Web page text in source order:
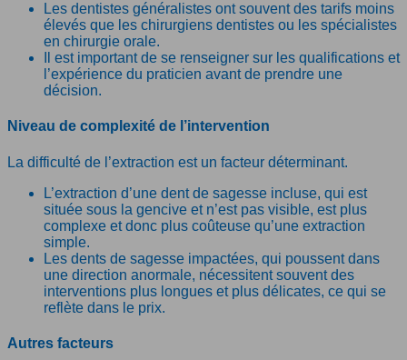
Les dentistes généralistes ont souvent des tarifs moins
élevés que les chirurgiens dentistes ou les spécialistes
en chirurgie orale.
Il est important de se renseigner sur les qualifications et
l’expérience du praticien avant de prendre une
décision.
Niveau de complexité de l’intervention
La difficulté de l’extraction est un facteur déterminant.
L’extraction d’une dent de sagesse incluse, qui est
située sous la gencive et n’est pas visible, est plus
complexe et donc plus coûteuse qu’une extraction
simple.
Les dents de sagesse impactées, qui poussent dans
une direction anormale, nécessitent souvent des
interventions plus longues et plus délicates, ce qui se
reflète dans le prix.
Autres facteurs